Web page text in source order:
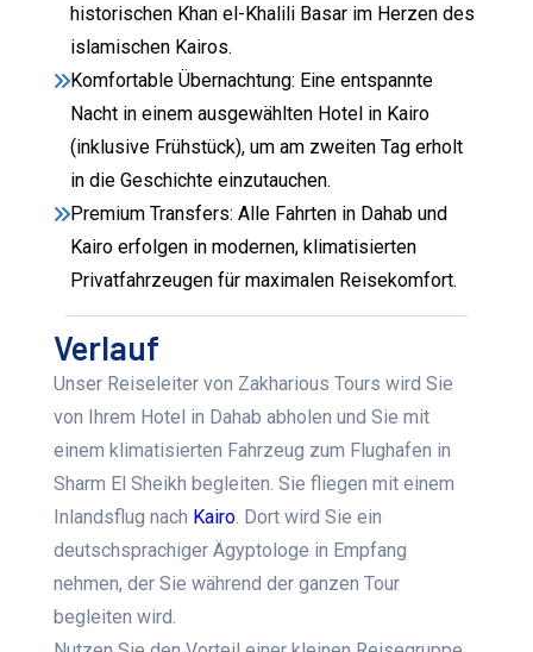
historischen Khan el-Khalili Basar im Herzen des
islamischen Kairos.
Komfortable Übernachtung: Eine entspannte
Nacht in einem ausgewählten Hotel in Kairo
(inklusive Frühstück), um am zweiten Tag erholt
in die Geschichte einzutauchen.
Premium Transfers: Alle Fahrten in Dahab und
Kairo erfolgen in modernen, klimatisierten
Privatfahrzeugen für maximalen Reisekomfort.
Verlauf
Unser Reiseleiter von Zakharious Tours wird Sie
von Ihrem Hotel in Dahab abholen und Sie mit
einem klimatisierten Fahrzeug zum Flughafen in
Sharm El Sheikh begleiten. Sie fliegen mit einem
Inlandsflug nach Kairo . Dort wird Sie ein
deutschsprachiger Ägyptologe in Empfang
nehmen, der Sie während der ganzen Tour
begleiten wird.